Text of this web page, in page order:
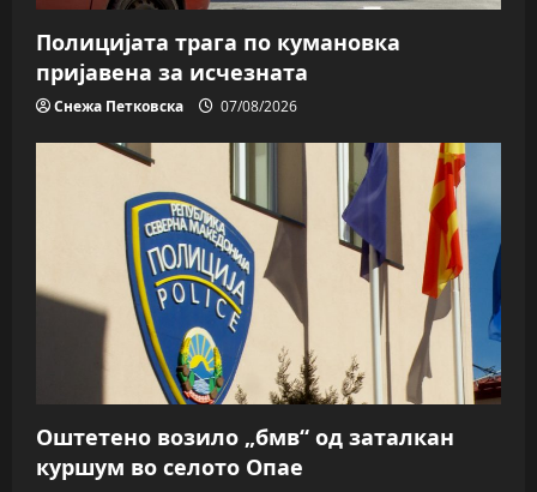
Полицијата трага пo кумановка
пријавена за исчезната
Снежа Петковска 07/08/2026
Оштетено возило „бмв“ од заталкан
куршум во селото Опае